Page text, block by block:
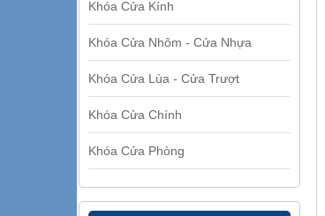
Khóa Cửa Kính
Khóa Cửa Nhôm - Cửa Nhựa
Khóa Cửa Lùa - Cửa Trượt
Khóa Cửa Chính
Khóa Cửa Phòng